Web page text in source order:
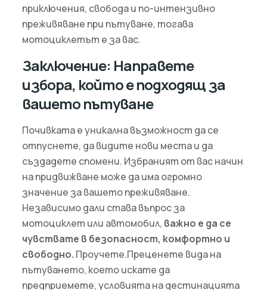
приключения, свобода и по-интензивно
преживяване при пътуване, тогава
мотоциклетът е за вас.
Заключение: Направете
избора, който е подходящ за
вашето пътуване
Почивката е уникална възможност да се
отпуснете, да видите нови места и да
създадете спомени. Избраният от вас начин
на придвижване може да има огромно
значение за вашето преживяване.
Независимо дали става въпрос за
мотоциклет или автомобил, важно е да се
чувствате в безопасност, комфортно и
свободно. Проучете.Преценете вида на
пътуването, което искате да
предприемете, условията на дестинацията